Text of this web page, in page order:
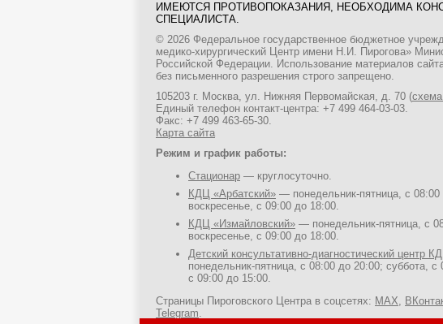
ИМЕЮТСЯ ПРОТИВОПОКАЗАНИЯ, НЕОБХОДИМА
СПЕЦИАЛИСТА.
© 2026 Федеральное государственное бюджетное
медико-хирургический Центр имени Н.И. Пирогова»
Российской Федерации. Использование материалов
без письменного разрешения строго запрещено.
105203 г. Москва, ул. Нижняя Первомайская, д. 70 (
Единый телефон контакт-центра: +7 499 464-03-03.
Факс: +7 499 463-65-30.
Карта сайта
Режим и график работы:
Стационар — круглосуточно.
КДЦ «Арбатский» — понедельник-пятница, с 08:00
воскресенье, с 09:00 до 18:00.
КДЦ «Измайловский» — понедельник-пятница, с
воскресенье, с 09:00 до 18:00.
Детский консультативно-диагностический центр
понедельник-пятница, с 08:00 до 20:00; суббота, с
с 09:00 до 15:00.
Страницы Пироговского Центра в соцсетях: MAX
Telegram